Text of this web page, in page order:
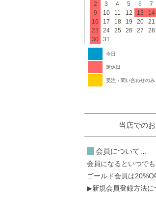
2
3 4 5 6 7
9
10 11 12 13 14
16
17 18 19 20 21
23
24 25 26 27 28
30
31
今日
定休日
受注・問い合わせのみ
当店での
会員について…
会員になるといつでも
ゴールド会員は
▶新規会員登録方法に